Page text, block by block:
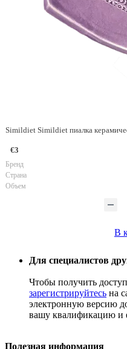
Simildiet Simildiet пиалка
€3
Бренд
Страна
Объем
В
Для специалистов
Чтобы получить
зарегистрируйтесь на
электронную версию
вашу квалификацию и
Полезная информация